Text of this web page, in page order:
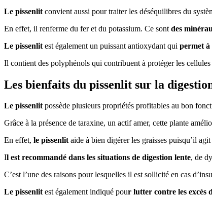
Le pissenlit convient aussi pour traiter les déséquilibres du
En effet, il renferme du fer et du potassium. Ce sont des
Le pissenlit est également un puissant antioxydant qui permet à
Il contient des polyphénols qui contribuent à protéger les
Les bienfaits du pissenlit sur la
Le pissenlitpossède plusieurs propriétés profitables au bon
Grâce à la présence de taraxine, un actif amer, cette plante
En effet, le pissenlitaide à bien digérer les graisses puisqu’il
Il est recommandé dans les situations de digestion lente, de
C’est l’une des raisons pour lesquelles il est sollicité en cas
Le pissenlitest également indiqué pour lutter contre les excès